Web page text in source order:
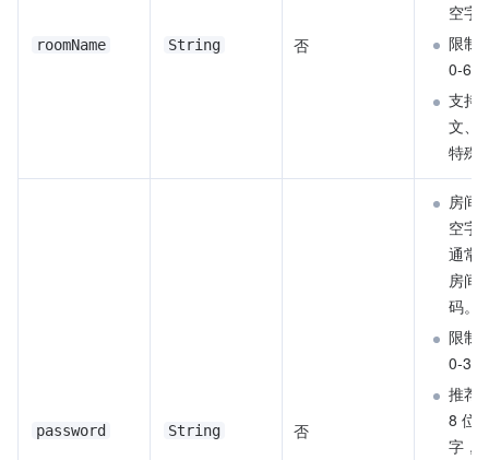
roomName String 否
空字
限制
0-60
支持
文、
特殊
password String 否
房间
空字
通常
房间
码。
限制
0-32
推荐
8 位
字，